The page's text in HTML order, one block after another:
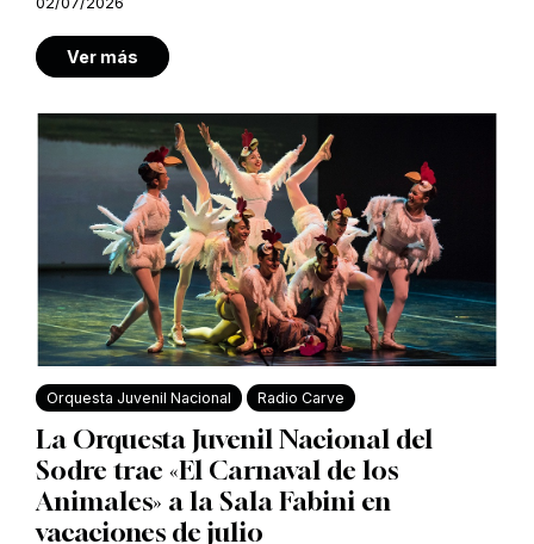
Ver más
Orquesta Juvenil Nacional Radio Carve
La Orquesta Juvenil Nacional del
Sodre trae «El Carnaval de los
Animales» a la Sala Fabini en
vacaciones de julio